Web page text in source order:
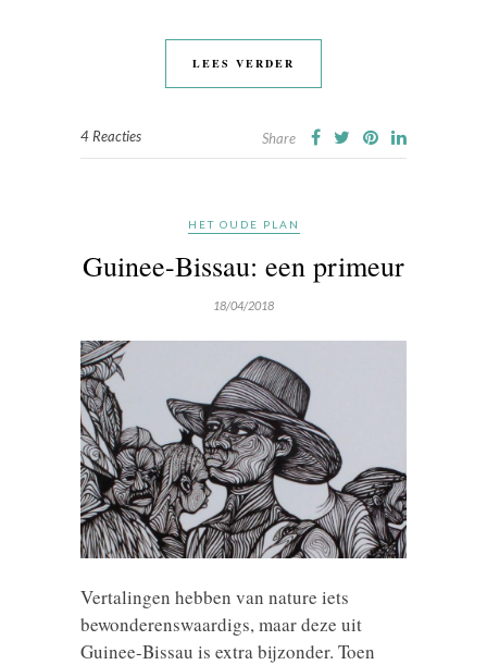
LEES VERDER
4 Reacties Share
HET OUDE PLAN
Guinee-Bissau: een primeur
18/04/2018
Vertalingen hebben van nature iets
bewonderenswaardigs, maar deze uit
Guinee-Bissau is extra bijzonder. Toen